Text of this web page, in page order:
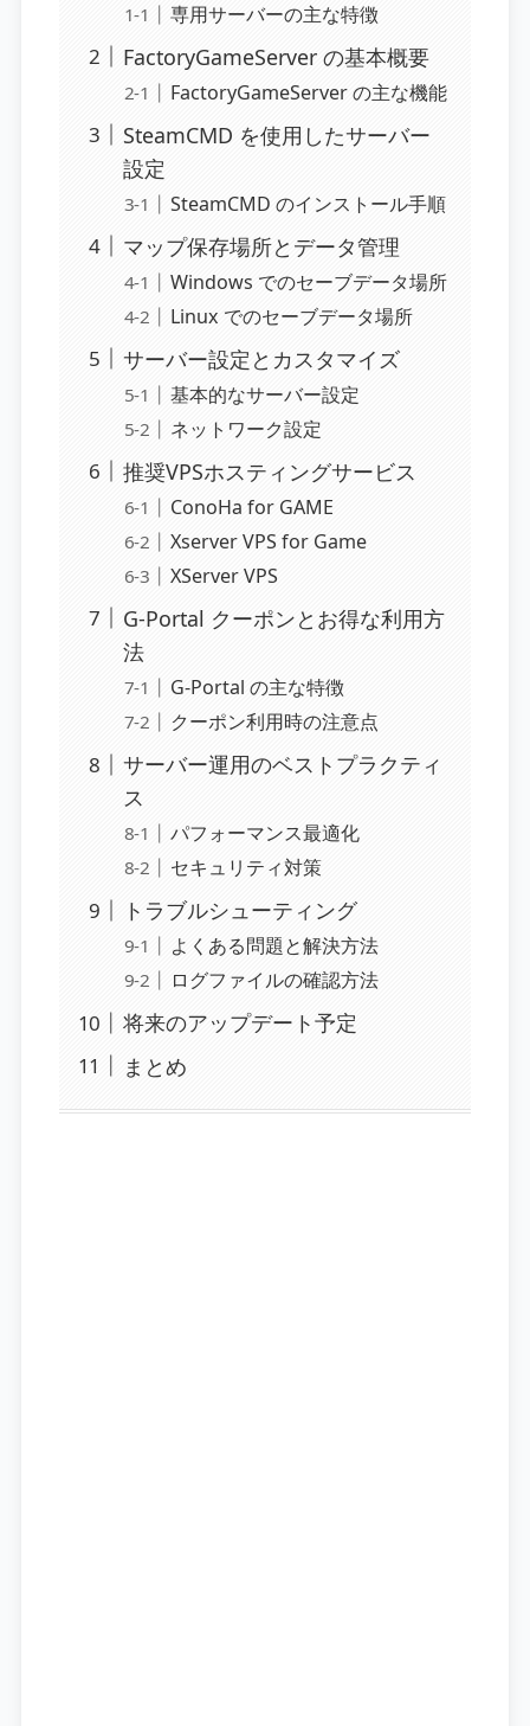
専用サーバーの主な特徴
FactoryGameServer の基本概要
FactoryGameServer の主な機能
SteamCMD を使用したサーバー
設定
SteamCMD のインストール手順
マップ保存場所とデータ管理
Windows でのセーブデータ場所
Linux でのセーブデータ場所
サーバー設定とカスタマイズ
基本的なサーバー設定
ネットワーク設定
推奨VPSホスティングサービス
ConoHa for GAME
Xserver VPS for Game
XServer VPS
G-Portal クーポンとお得な利用方
法
G-Portal の主な特徴
クーポン利用時の注意点
サーバー運用のベストプラクティ
ス
パフォーマンス最適化
セキュリティ対策
トラブルシューティング
よくある問題と解決方法
ログファイルの確認方法
将来のアップデート予定
まとめ